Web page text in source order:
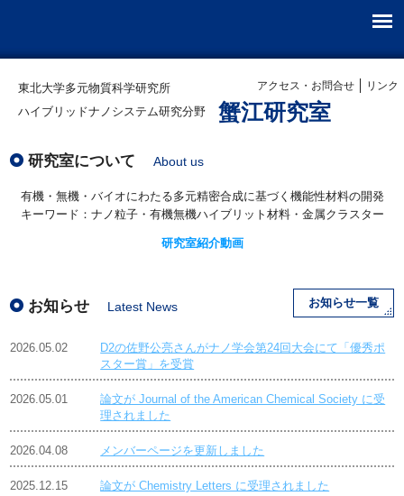
東北大学多元物質科学研究所
ハイブリッドナノシステム研究分野
蟹江研究室
アクセス・お問合せ リンク
研究室について About us
有機・無機・バイオにわたる多元精密合成に基づく機能性材料の開発
キーワード：ナノ粒子・有機無機ハイブリット材料・金属クラスター
研究室紹介動画
お知らせ Latest News
2026.05.02
D2の佐野公亮さんがナノ学会第24回大会にて「優秀ポ
スター賞」を受賞
2026.05.01
論文が Journal of the American Chemical Society に受
理されました
2026.04.08 メンバーページを更新しました
2025.12.15 論文が Chemistry Letters に受理されました
お知らせ一覧